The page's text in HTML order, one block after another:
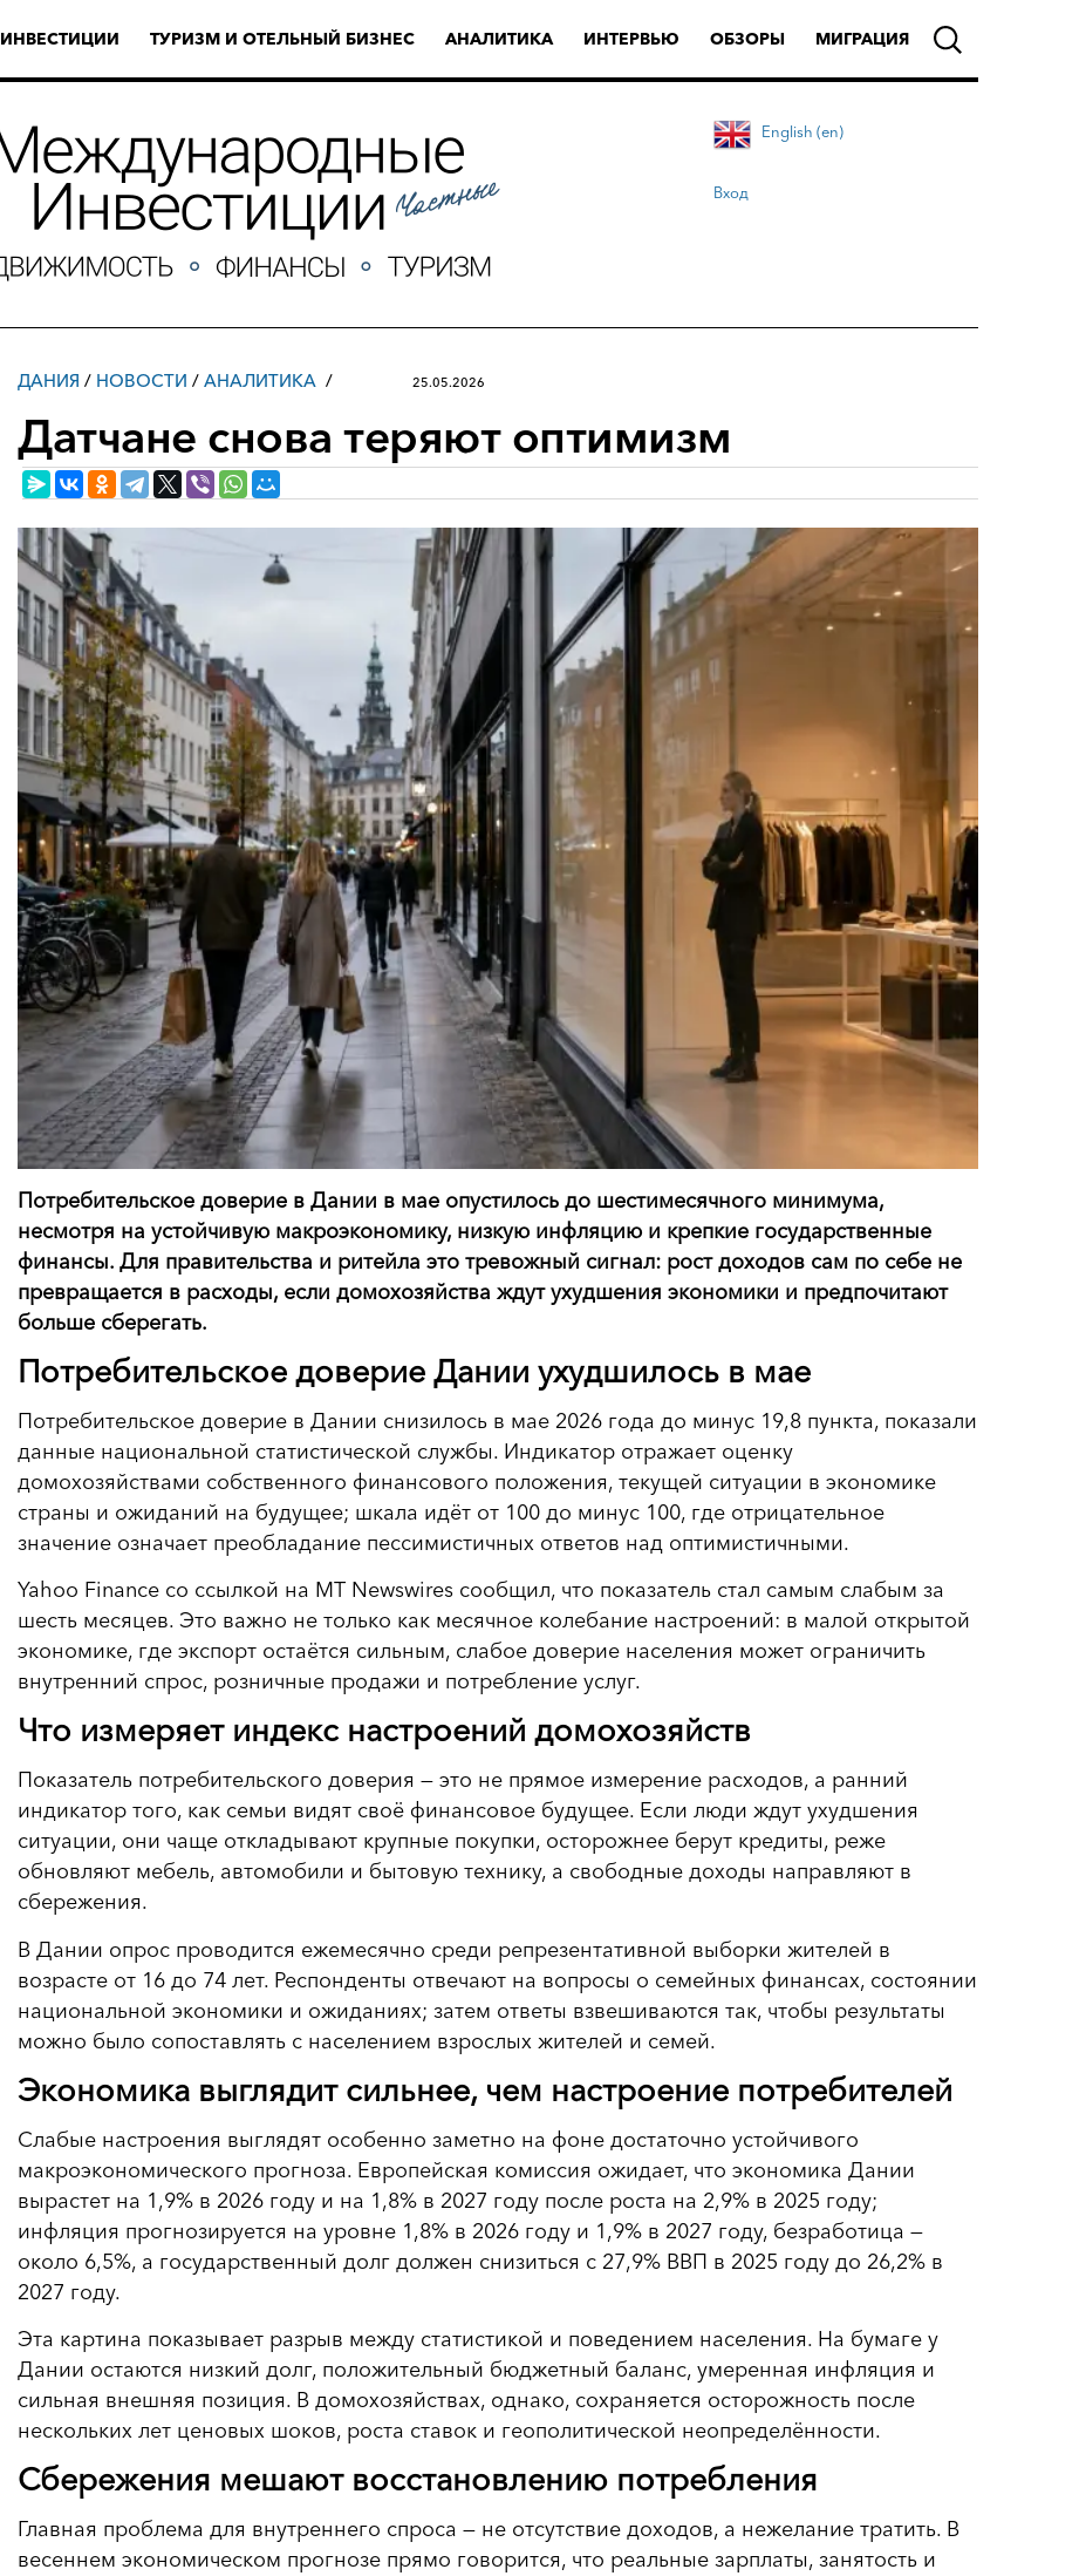
ИНВЕСТИЦИИ ТУРИЗМ И ОТЕЛЬНЫЙ БИЗНЕС АНАЛИТИКА ИНТЕРВЬЮ ОБЗОРЫ МИГРАЦИЯ
English (en)
Вход
ДАНИЯ / НОВОСТИ / АНАЛИТИКА 25.05.2026
Датчане снова теряют оптимизм
Потребительское доверие в Дании в мае опустилось до шестимесячного минимума,
несмотря на устойчивую макроэкономику, низкую инфляцию и крепкие государственные
финансы. Для правительства и ритейла это тревожный сигнал: рост доходов сам по себе не
превращается в расходы, если домохозяйства ждут ухудшения экономики и предпочитают
больше сберегать.
Потребительское доверие Дании ухудшилось в мае
Потребительское доверие в Дании снизилось в мае 2026 года до минус 19,8 пункта, показали
данные национальной статистической службы. Индикатор отражает оценку
домохозяйствами собственного финансового положения, текущей ситуации в экономике
страны и ожиданий на будущее; шкала идёт от 100 до минус 100, где отрицательное
значение означает преобладание пессимистичных ответов над оптимистичными.
Yahoo Finance со ссылкой на MT Newswires сообщил, что показатель стал самым слабым за
шесть месяцев. Это важно не только как месячное колебание настроений: в малой открытой
экономике, где экспорт остаётся сильным, слабое доверие населения может ограничить
внутренний спрос, розничные продажи и потребление услуг.
Что измеряет индекс настроений домохозяйств
Показатель потребительского доверия — это не прямое измерение расходов, а ранний
индикатор того, как семьи видят своё финансовое будущее. Если люди ждут ухудшения
ситуации, они чаще откладывают крупные покупки, осторожнее берут кредиты, реже
обновляют мебель, автомобили и бытовую технику, а свободные доходы направляют в
сбережения.
В Дании опрос проводится ежемесячно среди репрезентативной выборки жителей в
возрасте от 16 до 74 лет. Респонденты отвечают на вопросы о семейных финансах, состоянии
национальной экономики и ожиданиях; затем ответы взвешиваются так, чтобы результаты
можно было сопоставлять с населением взрослых жителей и семей.
Экономика выглядит сильнее, чем настроение потребителей
Слабые настроения выглядят особенно заметно на фоне достаточно устойчивого
макроэкономического прогноза. Европейская комиссия ожидает, что экономика Дании
вырастет на 1,9% в 2026 году и на 1,8% в 2027 году после роста на 2,9% в 2025 году;
инфляция прогнозируется на уровне 1,8% в 2026 году и 1,9% в 2027 году, безработица —
около 6,5%, а государственный долг должен снизиться с 27,9% ВВП в 2025 году до 26,2% в
2027 году.
Эта картина показывает разрыв между статистикой и поведением населения. На бумаге у
Дании остаются низкий долг, положительный бюджетный баланс, умеренная инфляция и
сильная внешняя позиция. В домохозяйствах, однако, сохраняется осторожность после
нескольких лет ценовых шоков, роста ставок и геополитической неопределённости.
Сбережения мешают восстановлению потребления
Главная проблема для внутреннего спроса — не отсутствие доходов, а нежелание тратить. В
весеннем экономическом прогнозе прямо говорится, что реальные зарплаты, занятость и